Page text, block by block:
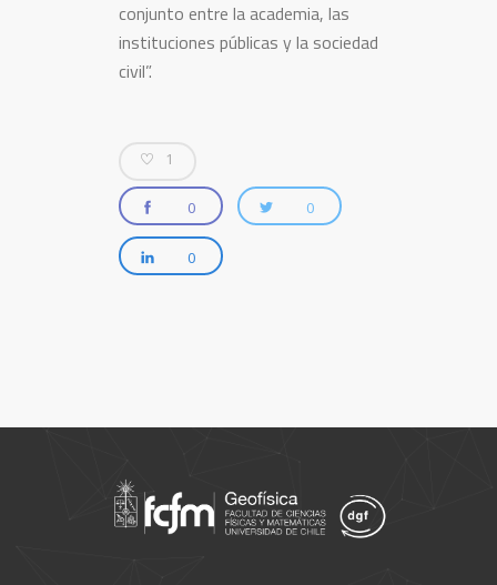
conjunto entre la academia, las
instituciones públicas y la sociedad
civil”.
1
0 0
0